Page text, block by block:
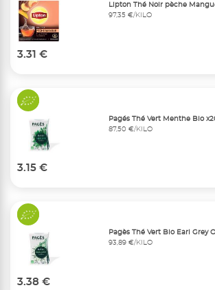
Lipton Thé Noir pèche
97,35 €/KILO
3.31 €
Pagés Thé Vert Menthe Bio
87,50 €/KILO
3.15 €
Pagès Thé Vert Bio Earl Grey
93,89 €/KILO
3.38 €